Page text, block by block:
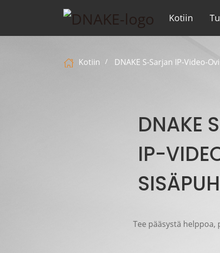
Kotiin
Kotiin DNAKE S-Sarjan IP-Video-
DNAKE
IP-
Tee pääsystä